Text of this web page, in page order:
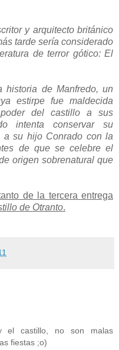
y arquitecto británico
tarde sería considerado
de terror gótico: El
de Manfredo, un
estirpe fue maldecida
del castillo a sus
intenta conservar su
a su hijo Conrado con la
de que se celebre el
origen sobrenatural que
de la tercera entrega
de Otranto.
el castillo, no son malas
fiestas ;o)